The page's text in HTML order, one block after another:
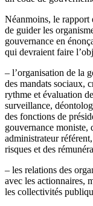
Néanmoins, le rapport
de guider les
gouvernance en
qui devraient faire
– l’organisation de la
des mandats sociaux,
rythme et évaluation
surveillance,
des fonctions de
gouvernance moniste,
administrateur
risques et des
– les relations des
avec les actionnaires,
les collectivités